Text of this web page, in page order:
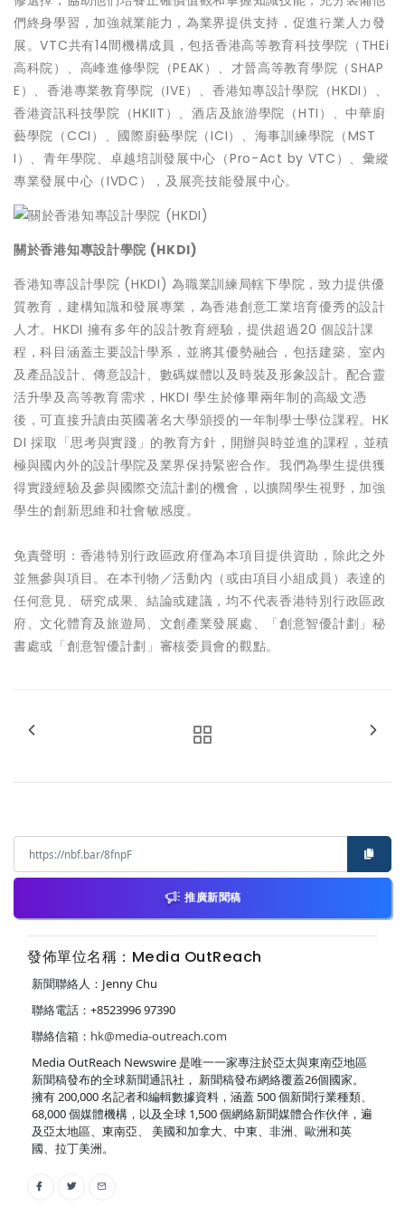
們終身學習，加強就業能力，為業界提供支持，促進行業人力發
展。VTC共有14間機構成員，包括香港高等教育科技學院（THEi
高科院）、高峰進修學院（PEAK）、才晉高等教育學院（SHAP
E）、香港專業教育學院（IVE）、香港知專設計學院（HKDI）、
香港資訊科技學院（HKIIT）、酒店及旅游學院（HTI）、中華廚
藝學院（CCI）、國際廚藝學院（ICI）、海事訓練學院（MST
I）、青年學院、卓越培訓發展中心（Pro-Act by VTC）、彙縱
專業發展中心（IVDC），及展亮技能發展中心。
關於香港知專設計學院 (HKDI)
香港知專設計學院 (HKDI) 為職業訓練局轄下學院，致力提供優
質教育，建構知識和發展專業，為香港創意工業培育優秀的設計
人才。HKDI 擁有多年的設計教育經驗，提供超過20 個設計課
程，科目涵蓋主要設計學系，並將其優勢融合，包括建築、室內
及產品設計、傳意設計、數碼媒體以及時裝及形象設計。配合靈
活升學及高等教育需求，HKDI 學生於修畢兩年制的高級文憑
後，可直接升讀由英國著名大學頒授的一年制學士學位課程。HK
DI 採取「思考與實踐」的教育方針，開辦與時並進的課程，並積
極與國內外的設計學院及業界保持緊密合作。我們為學生提供獲
得實踐經驗及參與國際交流計劃的機會，以擴闊學生視野，加強
學生的創新思維和社會敏感度。
免責聲明：香港特別行政區政府僅為本項目提供資助，除此之外
並無參與項目。在本刊物／活動內（或由項目小組成員）表達的
任何意見、研究成果、結論或建議，均不代表香港特別行政區政
府、文化體育及旅遊局、文創產業發展處、「創意智優計劃」秘
書處或「創意智優計劃」審核委員會的觀點。
推廣新聞稿
發佈單位名稱：Media OutReach
新聞聯絡人：Jenny Chu
聯絡電話：+8523996 97390
聯絡信箱： hk@media-outreach.com
Media OutReach Newswire 是唯一一家專注於亞太與東南亞地區
新聞稿發布的全球新聞通訊社， 新聞稿發布網絡覆蓋26個國家。
擁有 200,000 名記者和編輯數據資料，涵蓋 500 個新聞行業種類、
68,000 個媒體機構，以及全球 1,500 個網絡新聞媒體合作伙伴，遍
及亞太地區、東南亞、 美國和加拿大、中東、非洲、歐洲和英
國、拉丁美洲。